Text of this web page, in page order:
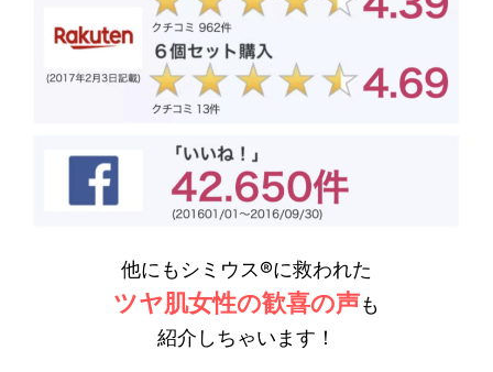
他にもシミウス®に救われた
ツヤ肌女性の歓喜の声も
紹介しちゃいます！